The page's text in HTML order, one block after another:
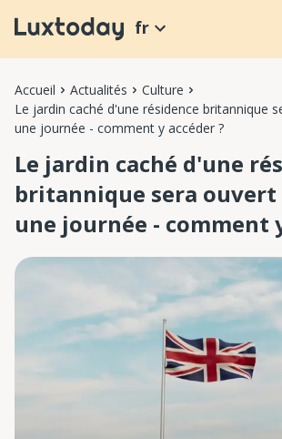
fr
Accueil Actualités
Culture
Le jardin caché d'une résidence britannique
une journée - comment y accéder ?
Le jardin caché d'une
britannique sera
une journée - comment